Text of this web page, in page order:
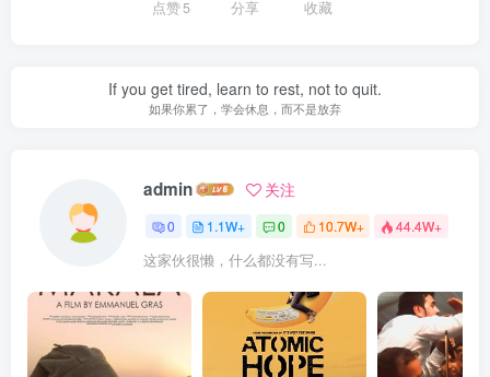
点赞5 分享 收藏
If you get tired, learn to rest, not to quit.
如果你累了，学会休息，而不是放弃
admin 关注
0 1.1W+ 0 10.7W+ 44.4W+
这家伙很懒，什么都没有写...